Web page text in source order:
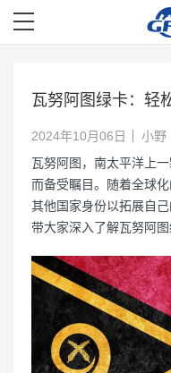
瓦努阿图绿卡：轻
2024年10月06日 小野
瓦努阿图，南太平洋上
而备受瞩目。随着全球
其他国家身份以拓展自
带大家深入了解瓦努阿图